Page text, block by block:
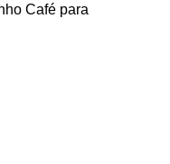
Café para